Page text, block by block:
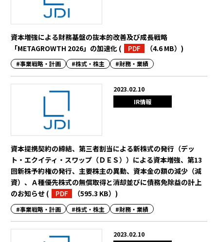
資本増強による財務基盤の抜本的改善及び成長戦略
「METAGROWTH 2026」の加速化 ( PDF （4.6 MB）)
#事業戦略・計画 #株式・株主 #財務・業績
2023.02.10
IR情報
資本提携契約の締結、第三者割当による新株式の発行（デッ
ト・エクイティ・スワップ（ＤＥＳ））による資本増強、第13
回新株予約権の発行、主要株主の異動、資本金の額の減少（減
資）、Ａ種優先株式の無償取得と消却並びに債務免除益の計上
のお知らせ ( PDF （595.3 KB）)
#事業戦略・計画 #株式・株主 #財務・業績
2023.02.10